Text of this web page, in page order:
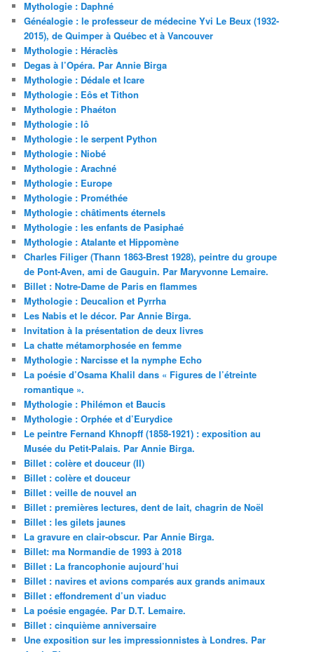
Mythologie : Daphné
Généalogie : le professeur de médecine Yvi Le Beux (1932-
2015), de Quimper à Québec et à Vancouver
Mythologie : Héraclès
Degas à l’Opéra. Par Annie Birga
Mythologie : Dédale et Icare
Mythologie : Eôs et Tithon
Mythologie : Phaéton
Mythologie : Iô
Mythologie : le serpent Python
Mythologie : Niobé
Mythologie : Arachné
Mythologie : Europe
Mythologie : Prométhée
Mythologie : châtiments éternels
Mythologie : les enfants de Pasiphaé
Mythologie : Atalante et Hippomène
Charles Filiger (Thann 1863-Brest 1928), peintre du groupe
de Pont-Aven, ami de Gauguin. Par Maryvonne Lemaire.
Billet : Notre-Dame de Paris en flammes
Mythologie : Deucalion et Pyrrha
Les Nabis et le décor. Par Annie Birga.
Invitation à la présentation de deux livres
La chatte métamorphosée en femme
Mythologie : Narcisse et la nymphe Echo
La poésie d’Osama Khalil dans « Figures de l’étreinte
romantique ».
Mythologie : Philémon et Baucis
Mythologie : Orphée et d’Eurydice
Le peintre Fernand Khnopff (1858-1921) : exposition au
Musée du Petit-Palais. Par Annie Birga.
Billet : colère et douceur (II)
Billet : colère et douceur
Billet : veille de nouvel an
Billet : premières lectures, dent de lait, chagrin de Noël
Billet : les gilets jaunes
La gravure en clair-obscur. Par Annie Birga.
Billet: ma Normandie de 1993 à 2018
Billet : La francophonie aujourd’hui
Billet : navires et avions comparés aux grands animaux
Billet : effondrement d’un viaduc
La poésie engagée. Par D.T. Lemaire.
Billet : cinquième anniversaire
Une exposition sur les impressionnistes à Londres. Par